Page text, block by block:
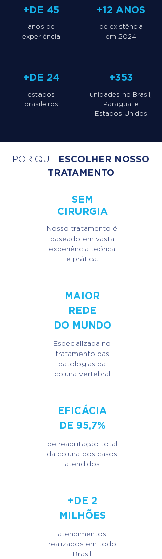
+DE 45
anos de
experiência
+DE 24
estados
brasileiros
+12 ANOS
de existência
em 2024
+353
unidades no Brasil,
Paraguai e
Estados Unidos
POR QUE ESCOLHER NOSSO
TRATAMENTO
SEM
CIRURGIA
Nosso tratamento é
baseado em vasta
experiência teórica
e prática.
MAIOR
REDE
DO MUNDO
Especializada no
tratamento das
patologias da
coluna vertebral
EFICÁCIA
DE 95,7%
de reabilitação total
da coluna dos casos
atendidos
+DE 2
MILHÕES
atendimentos
realizados em todo
Brasil